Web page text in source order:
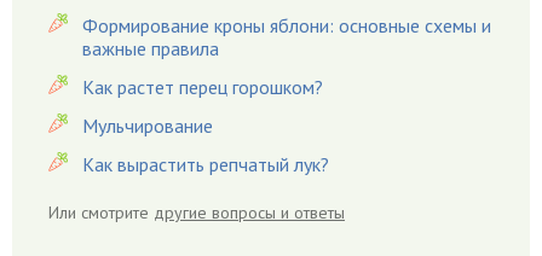
Вредители
Гардения
Гацания
Гвоздики
Георгины
Гиацинт
Формирование кроны яблони: основные схемы и
важные правила
Как растет перец горошком?
Мульчирование
Как вырастить репчатый лук?
Или смотрите другие вопросы и ответы